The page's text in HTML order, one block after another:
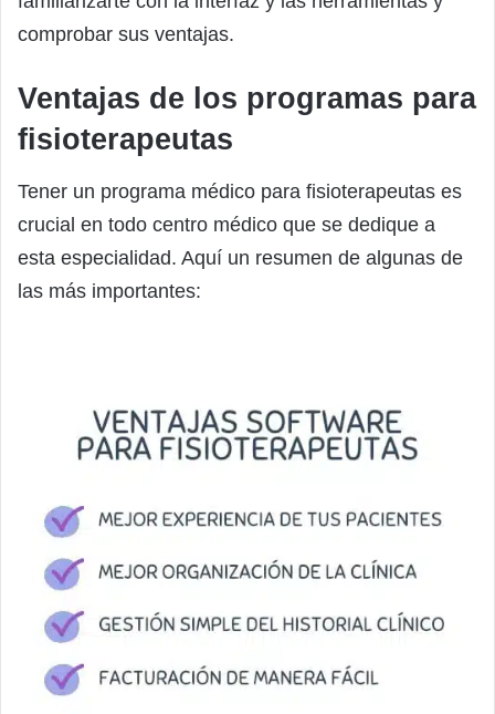
comprobar sus ventajas.
Ventajas de los programas para
fisioterapeutas
Tener un programa médico para fisioterapeutas es
crucial en todo centro médico que se dedique a
esta especialidad. Aquí un resumen de algunas de
las más importantes: